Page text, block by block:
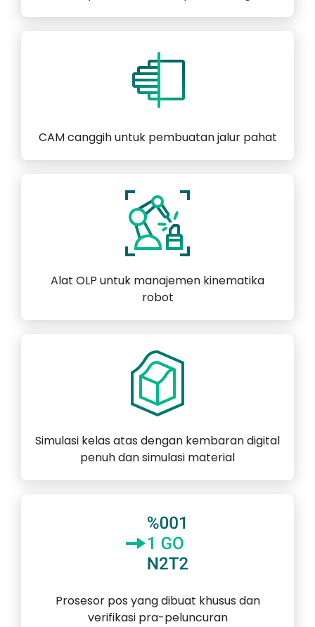
CAM canggih untuk pembuatan jalur pahat
Alat OLP untuk manajemen kinematika
robot
Simulasi kelas atas dengan kembaran digital
penuh dan simulasi material
Prosesor pos yang dibuat khusus dan
verifikasi pra-peluncuran